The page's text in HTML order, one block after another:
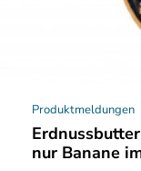
Produktmeldungen
nur Banane